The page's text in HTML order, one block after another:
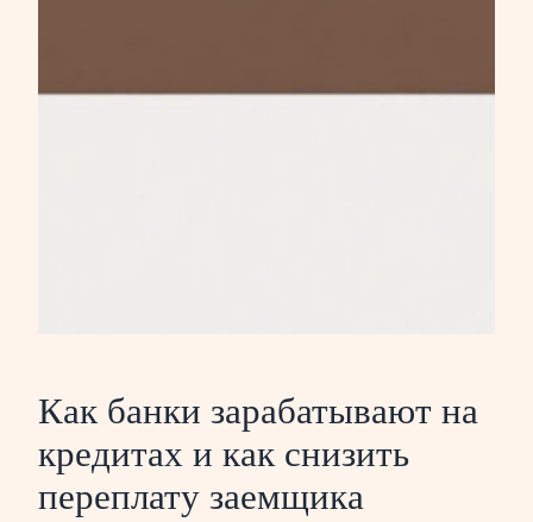
Как банки зарабатывают на
кредитах и как снизить
переплату заемщика